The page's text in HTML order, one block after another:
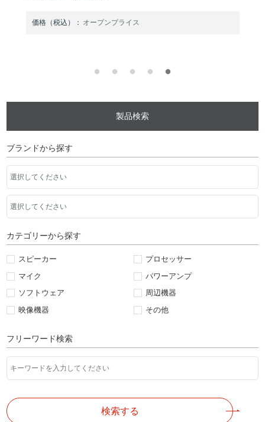
価格（税込）：オープンプライス
製品検索
ブランドから探す
カテゴリーから探す
スピーカー
プロセッサー
マイク
パワーアンプ
ソフトウェア
周辺機器
映像機器
その他
フリーワード検索
検索する